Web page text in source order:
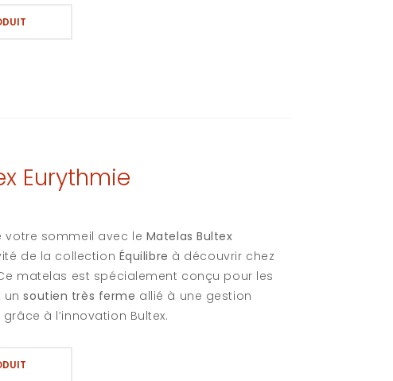
Eurythmie
votre sommeil avec le Matelas Bultex
de la collection Équilibre à découvrir chez
matelas est spécialement conçu pour les
unsoutien très ferme allié à une gestion
à l’innovation Bultex.